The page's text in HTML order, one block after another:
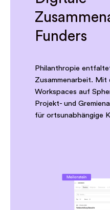
Funders
Philanthropie
Zusammenarbeit. Mit
Workspaces auf
Projekt- und
für ortsunabhängige